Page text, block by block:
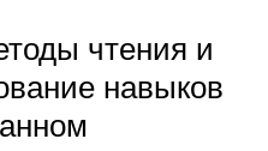
чтения и
навыков